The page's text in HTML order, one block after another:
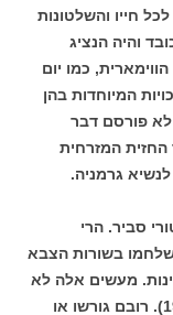
חייו והשלטונות
והיה הנציג
כמו יום
המיוחדות בהן
פורסם דבר
המזרחית
גרמניה.
סביר. הרי
בשורות הצבא
מעשים אלה לא
עמדו להם לאחר שעלה היטלר לשלטון (1933). רובם גורשו או